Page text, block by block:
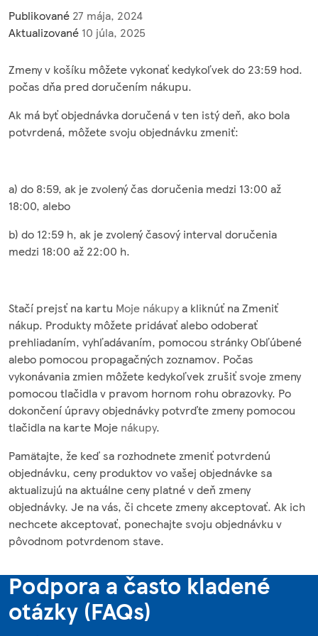
Publikované 27 mája, 2024
Aktualizované 10 júla, 2025
Zmeny v košíku môžete vykonať kedykoľvek do 23:59 hod.
počas dňa pred doručením nákupu.
Ak má byť objednávka doručená v ten istý deň, ako bola
potvrdená, môžete svoju objednávku zmeniť:
a) do 8:59, ak je zvolený čas doručenia medzi 13:00 až
18:00, alebo
b) do 12:59 h, ak je zvolený časový interval doručenia
medzi 18:00 až 22:00 h.
Stačí prejsť na kartu Moje nákupya kliknúť na Zmeniť
nákup. Produkty môžete pridávať alebo odoberať
prehliadaním, vyhľadávaním, pomocou stránky Obľúbené
alebo pomocou propagačných zoznamov. Počas
vykonávania zmien môžete kedykoľvek zrušiť svoje zmeny
pomocou tlačidla v pravom hornom rohu obrazovky. Po
dokončení úpravy objednávky potvrďte zmeny pomocou
tlačidla na karte Moje nákupy.
Pamätajte, že keď sa rozhodnete zmeniť potvrdenú
objednávku, ceny produktov vo vašej objednávke sa
aktualizujú na aktuálne ceny platné v deň zmeny
objednávky. Je na vás, či chcete zmeny akceptovať. Ak ich
nechcete akceptovať, ponechajte svoju objednávku v
pôvodnom potvrdenom stave.
Podpora a často kladené
otázky (FAQs)